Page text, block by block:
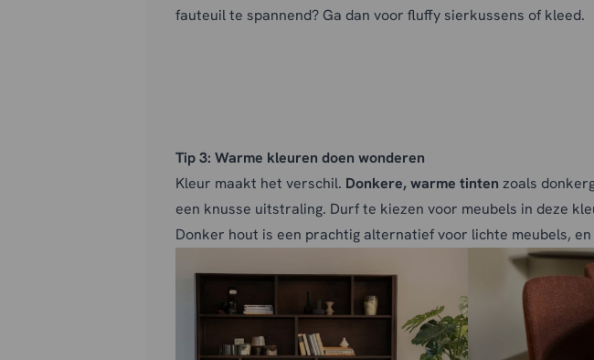
fauteuil te spannend? Ga dan voor fluffy sierkussens of kleed.
Tip 3: Warme kleuren doen wonderen
Kleur maakt het verschil. Donkere, warme tinten zoals
een knusse uitstraling. Durf te kiezen voor meubels in deze
Donker hout is een prachtig alternatief voor lichte meubels,